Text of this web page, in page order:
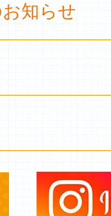
知らせ